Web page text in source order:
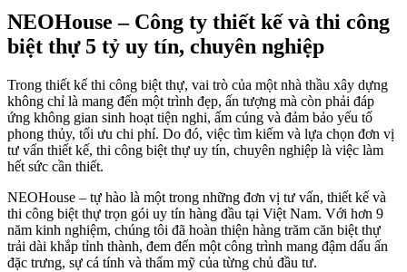
NEOHouse – Công ty thiết kế và thi công
biệt thự 5 tỷ uy tín, chuyên nghiệp
Trong thiết kế thi công biệt thự, vai trò của một nhà thầu xây dựng
không chỉ là mang đến một trình đẹp, ấn tượng mà còn phải đáp
ứng không gian sinh hoạt tiện nghi, ấm cúng và đảm bảo yếu tố
phong thủy, tối ưu chi phí. Do đó, việc tìm kiếm và lựa chọn đơn vị
tư vấn thiết kế, thi công biệt thự uy tín, chuyên nghiệp là việc làm
hết sức cần thiết.
NEOHouse – tự hào là một trong những đơn vị tư vấn, thiết kế và
thi công biệt thự trọn gói uy tín hàng đầu tại Việt Nam. Với hơn 9
năm kinh nghiệm, chúng tôi đã hoàn thiện hàng trăm căn biệt thự
trải dài khắp tỉnh thành, đem đến một công trình mang đậm dấu ấn
đặc trưng, sự cá tính và thẩm mỹ của từng chủ đầu tư.